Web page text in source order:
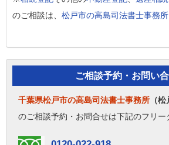
のご相談は、 松戸市の高島司法書士事務所
ご相談予約・お問い
千葉県松戸市の高島司法書士事務所 （
のご相談予約・お問合せは下記のフリー